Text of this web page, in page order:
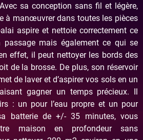
sa conception sans fil et légère,
à manœuvrer dans toutes les pièces
aspire et nettoie correctement ce
mais également ce qui se
effet, il peut nettoyer les bords des
de la brosse. De plus, son réservoir
de laver et d’aspirer vos sols en un
gagner un temps précieux. Il
: un pour l’eau propre et un pour
batterie de +/- 35 minutes, vous
maison en profondeur sans